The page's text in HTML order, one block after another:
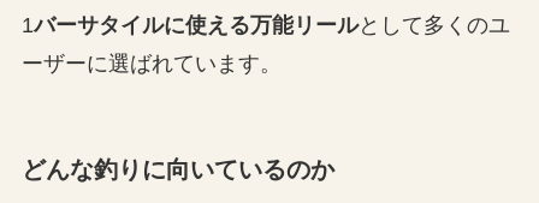
1バーサタイルに使える万能リールとして多くのユ
ーザーに選ばれています。
どんな釣りに向いているのか